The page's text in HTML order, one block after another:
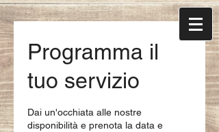
Programma il
tuo servizio
Dai un'occhiata alle nostre
disponibilità e prenota la data e